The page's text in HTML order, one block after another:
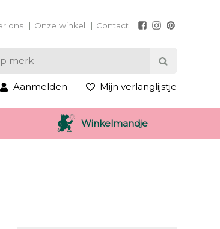
ons Onze winkel Contact
Aanmelden Mijn verlanglijstje
Winkelmandje